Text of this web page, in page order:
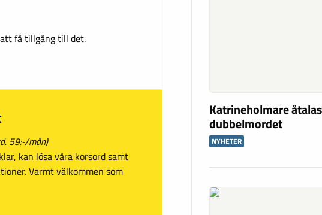
få tillgång till det.
59:-/mån)
kan lösa våra korsord samt
Varmt välkommen som
Katrineholmare
dubbelmordet
NYHETER